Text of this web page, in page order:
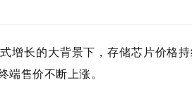
增长的大背景下，存储芯片价格
端售价不断上涨。